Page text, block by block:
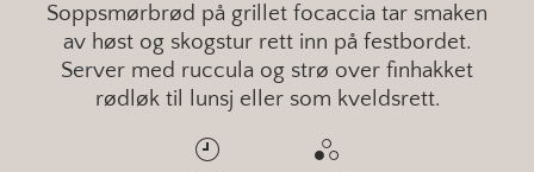
Soppsmørbrød på grillet focaccia tar smaken
av høst og skogstur rett inn på festbordet.
Server med ruccula og strø over finhakket
rødløk til lunsj eller som kveldsrett.